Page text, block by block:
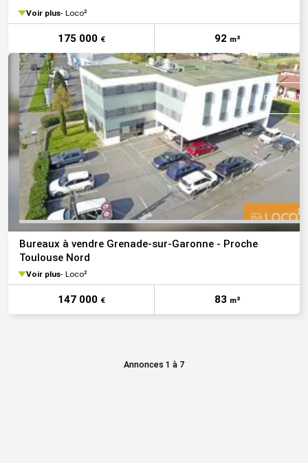
Voir plus Loco²
175 000 € 92 m²
VOIR
Bureaux à vendre Grenade-sur-Garonne - Proche
Toulouse Nord
Voir plus Loco²
147 000 € 83 m²
Annonces 1 à 7